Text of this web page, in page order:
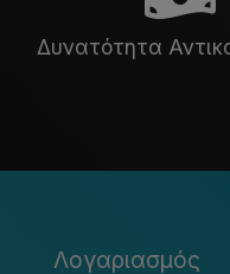
Δυνατότητα
Λογαριασμός